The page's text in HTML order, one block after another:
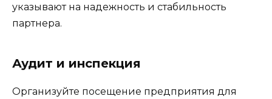
указывают на надежность и стабильность
партнера.
Аудит и инспекция
Организуйте посещение предприятия для